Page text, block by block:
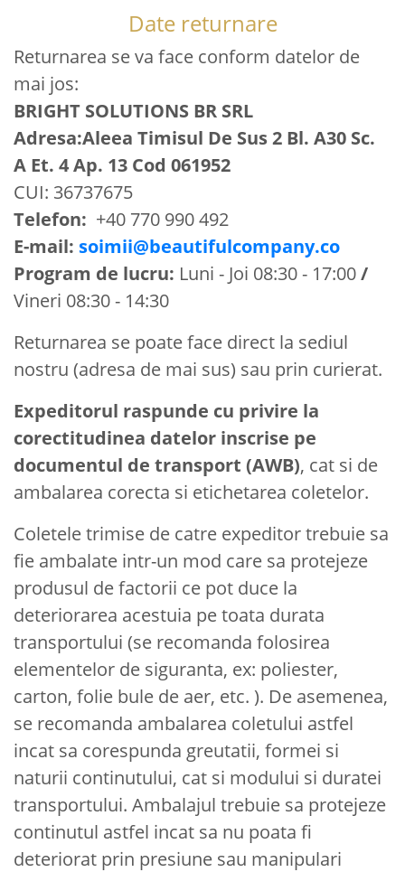
Date returnare
Returnarea se va face conform datelor de
mai jos:
BRIGHT SOLUTIONS BR SRL
Adresa:Aleea Timisul De Sus 2 Bl. A30 Sc.
A Et. 4 Ap. 13 Cod 061952
CUI: 36737675
Telefon: +40 770 990 492
E-mail: soimii@beautifulcompany.co
Program de lucru: Luni - Joi 08:30 - 17:00/
Vineri 08:30 - 14:30
Returnarea se poate face direct la sediul
nostru (adresa de mai sus) sau prin curierat.
Expeditorul raspunde cu privire la
corectitudinea datelor inscrise pe
documentul de transport (AWB), cat si de
ambalarea corecta si etichetarea coletelor.
Coletele trimise de catre expeditor trebuie sa
fie ambalate intr-un mod care sa protejeze
produsul de factorii ce pot duce la
deteriorarea acestuia pe toata durata
transportului (se recomanda folosirea
elementelor de siguranta, ex: poliester,
carton, folie bule de aer, etc. ). De asemenea,
se recomanda ambalarea coletului astfel
incat sa corespunda greutatii, formei si
naturii continutului, cat si modului si duratei
transportului. Ambalajul trebuie sa protejeze
continutul astfel incat sa nu poata fi
deteriorat prin presiune sau manipulari